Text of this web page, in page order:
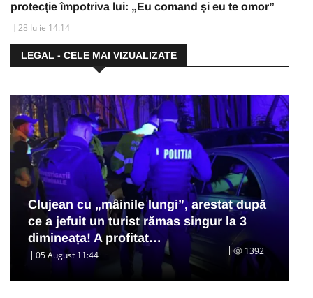
protecție împotriva lui: „Eu comand și eu te omor”
28 Iulie 14:14
LEGAL - CELE MAI VIZUALIZATE
Clujean cu „mâinile lungi”, arestat după
ce a jefuit un turist rămas singur la 3
dimineața! A profitat…
05 August 11:44 1392